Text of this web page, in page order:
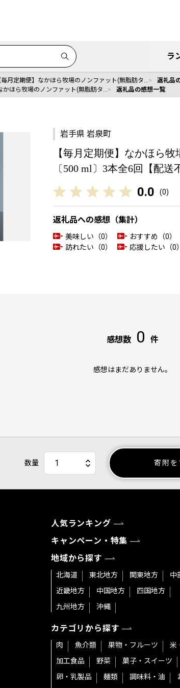
ラ
毎月定期便】なかほら牧場のノンファット(無脂肪タ…
返礼品
かほら牧場のノンファット(無脂肪タ… 返礼品の感想一覧
岩手県 岩泉町
【毎月定期便】なかほら
〔500 ml〕3本全6回【配送
0.0 (0)
返礼品への感想（集計）
美味しい（0） おすすめ（0）
訪れたい（0）
応援したい（0）
感想数 0 件
感想はまだありません。
数量 寄附を
人気ランキング
キャンペーン・特集
地域から探す
北海道 東北地方 関東地方
中
近畿地方
中国地方
四国地方
九州地方
沖縄
カテゴリから探す
肉 魚介類 果物・フルーツ
米
加工食品
野菜
菓子・スイーツ
卵・乳製品
麺類 調味料・油